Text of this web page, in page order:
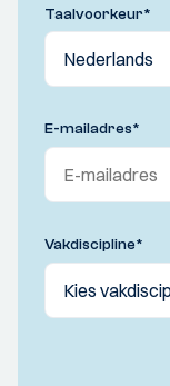
Taalvoorkeur*
E-mailadres*
Vakdiscipline*